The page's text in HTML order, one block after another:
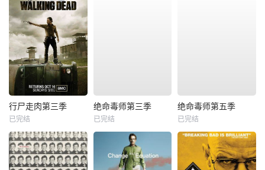
行尸走肉第三季
已完结
绝命毒师第三季
已完结
绝命毒师第五季
已完结